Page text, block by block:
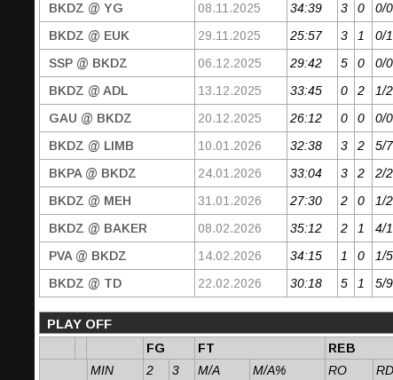
BKDZ @ YG
08.11.2025 34:39 3 0 0/0
BKDZ @ EUK
29.11.2025 25:57 3 1 0/1
SSP @ BKDZ
06.12.2025 29:42 5 0 0/0
BKDZ @ ADL
13.12.2025 33:45 0 2 1/2
GAU @ BKDZ
20.12.2025 26:12 0 0 0/0
BKDZ @ LIMB
10.01.2026 32:38 3 2 5/7
BKPA @ BKDZ
24.01.2026 33:04 3 2 2/2
BKDZ @ MEH
31.01.2026 27:30 2 0 1/2
BKDZ @ BAKER
08.02.2026 35:12 2 1 4/
PVA @ BKDZ
14.02.2026 34:15 1 0 1/5
BKDZ @ TD
22.02.2026 30:18 5 1 5/9
PLAY OFF
FG
FT REB
MIN
2 3 M/A M/A% RO RD